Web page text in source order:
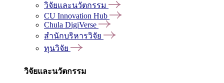
วิจัยและนวัตกรรม
CU Innovation Hub
Chula DigiVerse
สำนักบริหารวิจัย
ทุนวิจัย
วิจัยและนวัตกรรม